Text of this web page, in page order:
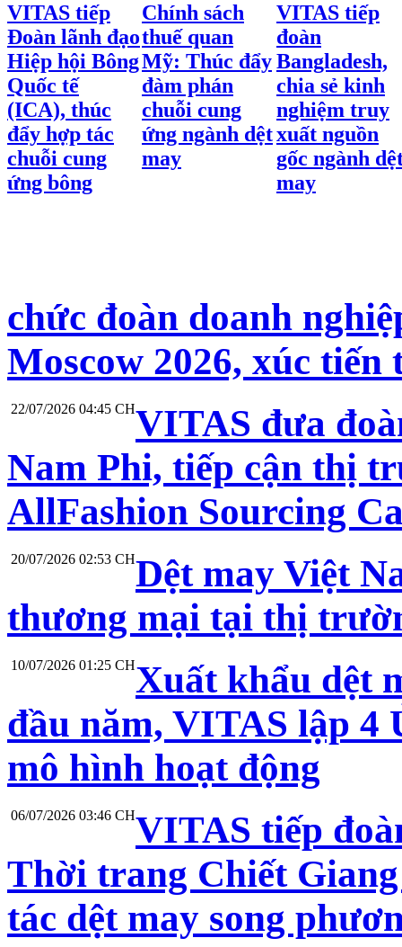
VITAS tiếp
Đoàn lãnh đạo
Hiệp hội Bông
Quốc tế
(ICA), thúc
đẩy hợp tác
chuỗi cung
ứng bông
Chính sách
thuế quan
Mỹ: Thúc đẩy
đàm phán
chuỗi cung
ứng ngành dệt
may
VITAS tiếp
đoàn
Bangladesh,
chia sẻ kinh
nghiệm truy
xuất nguồn
gốc ngành
may
chức đoàn doanh
Moscow 2026, xúc
22/07/2026 04:45 CHVITAS đưa
Nam Phi, tiếp cận thị
AllFashion Sourcing
20/07/2026 02:53 CHDệt may Việt
thương mại tại thị
10/07/2026 01:25 CHXuất khẩu dệt
đầu năm, VITAS lập 4
mô hình hoạt động
06/07/2026 03:46 CHVITAS tiếp
Thời trang Chiết
tác dệt may song